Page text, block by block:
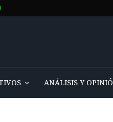
ANÁLISIS Y